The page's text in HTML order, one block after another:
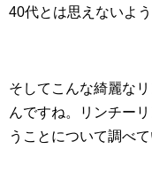
40代とは思えないよ
そしてこんな綺麗な
んですね。リンチー
うことについて調べて